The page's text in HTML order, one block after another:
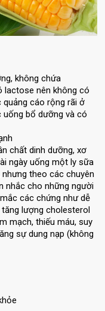
không chứa
lactose nên không có
cáo rộng rãi ở
bổ dưỡng và có
chất dinh dưỡng, xơ
ngày uống một ly sữa
theo các chuyên
nhắc cho những người
các chứng như dễ
lượng cholesterol
mạch, thiếu máu, suy
sự dung nạp (không